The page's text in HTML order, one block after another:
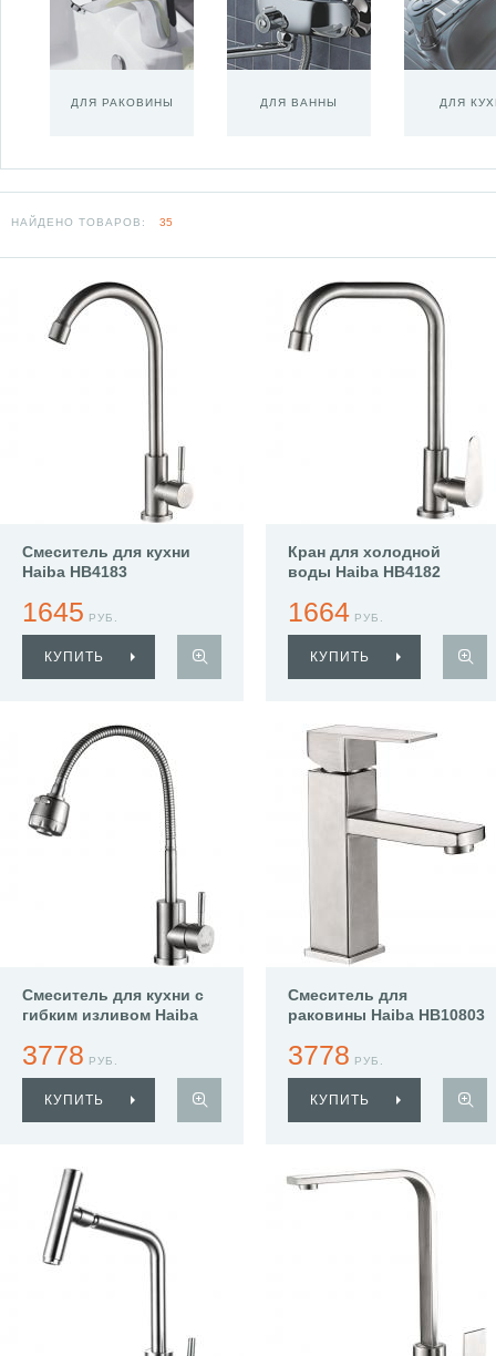
ДЛЯ РАКОВИНЫ ДЛЯ ВАННЫ ДЛЯ
НАЙДЕНО ТОВАРОВ: 35
Смеситель для кухни
Haiba HB4183
1645 РУБ.
КУПИТЬ
Кран для холодной
воды Haiba HB4182
1664 РУБ.
КУПИТЬ
Смеситель для кухни с
гибким изливом Haiba
3778 РУБ.
КУПИТЬ
Смеситель для
раковины Haiba HB10803
3778 РУБ.
КУПИТЬ